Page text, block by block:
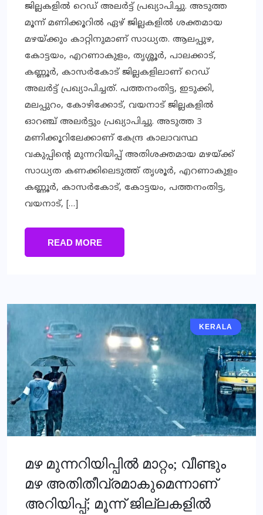
ജില്ലകളില്‍ റെഡ് അലര്‍ട്ട് പ്രഖ്യാപിച്ചു. അടുത്ത
മൂന്ന് മണിക്കൂറില്‍ ഏഴ് ജില്ലകളില്‍ ശക്തമായ
മഴയ്ക്കും കാറ്റിനുമാണ് സാധ്യത. ആലപ്പുഴ,
കോട്ടയം, എറണാകുളം, തൃശ്ശൂര്‍, പാലക്കാട്,
കണ്ണൂര്‍, കാസര്‍കോട് ജില്ലകളിലാണ് റെഡ്
അലര്‍ട്ട് പ്രഖ്യാപിച്ചത്. പത്തനംതിട്ട, ഇടുക്കി,
മലപ്പുറം, കോഴിക്കോട്, വയനാട് ജില്ലകളില്‍
ഓറഞ്ച് അലര്‍ട്ടും പ്രഖ്യാപിച്ചു. അടുത്ത 3
മണിക്കൂറിലേക്കാണ് കേന്ദ്ര കാലാവസ്ഥ
വകുപ്പിന്റെ മുന്നറിയിപ്പ് അതിശക്തമായ മഴയ്ക്ക്
സാധ്യത കണക്കിലെടുത്ത് തൃശൂര്‍, എറണാകുളം
കണ്ണൂര്‍, കാസര്‍കോട്, കോട്ടയം, പത്തനംതിട്ട,
വയനാട്, […]
READ MORE
KERALA
KERALA
മഴ മുന്നറിയിപ്പില്‍ മാറ്റം; വീണ്ടും
മഴ അതിതീവ്രമാകുമെന്നാണ്
അറിയിപ്പ്; മൂന്ന് ജില്ലകളില്‍